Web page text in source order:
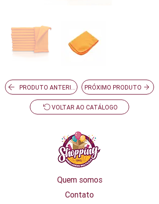
PRODUTO ANTERIOR PRÓXIMO PRODUTO
VOLTAR AO CATÁLOGO
Quem somos
Contato